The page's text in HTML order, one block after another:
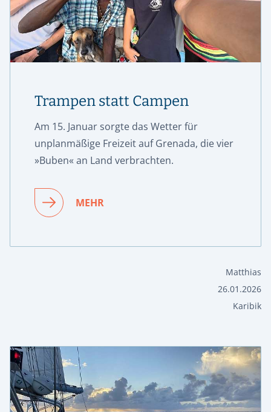
Trampen statt Campen
Am 15. Januar sorgte das Wetter für
unplanmäßige Freizeit auf Grenada, die vier
»Buben« an Land verbrachten.
MEHR
Matthias
26.01.2026
Karibik